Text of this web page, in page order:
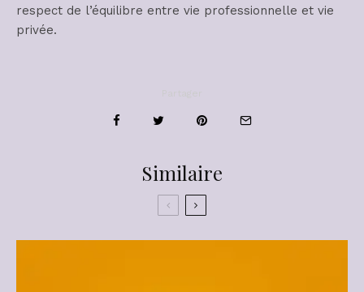
respect de l’équilibre entre vie professionnelle et vie
privée.
Similaire